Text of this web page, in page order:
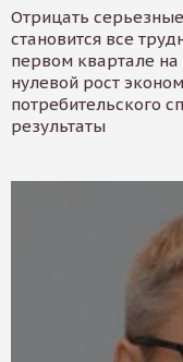
Отрицать
становится все
первом квартале на
нулевой рост
потребительского
результаты